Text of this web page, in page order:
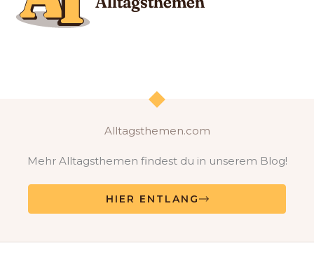
Alltagsthemen.com
Mehr Alltagsthemen findest du in unserem Blog!
HIER ENTLANG